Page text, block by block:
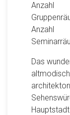
Anzahl
Anzahl
Das